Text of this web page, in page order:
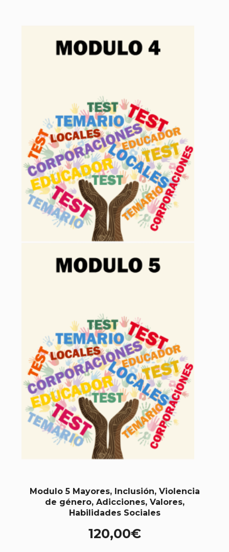
Modulo 4 Menores
Modulo 5 Mayores, Inclusión, Violencia
de género, Adicciones, Valores,
Habilidades Sociales
120,00€